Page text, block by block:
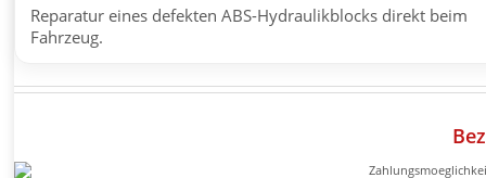
Reparatur eines defekten ABS-Hydraulikblocks direkt beim
Fahrzeug.